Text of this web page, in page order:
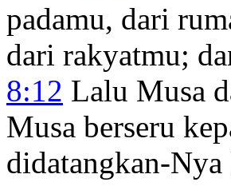
padamu, dari
dari rakyatmu;
8:12 Lalu Musa
Musa berseru
didatangkan-